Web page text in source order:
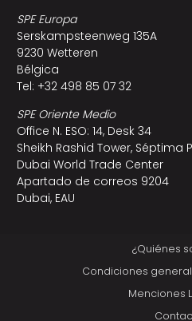
SPE Europa
Serskampsteenweg 135A
9230 Wetteren
Bélgica
Tel: +32 498 85 07 32
SPE Oriente Medio
Office N. ESO: 14, Desk 34
Sheikh Rashid Tower, Séptima
Dubai World Trade Center
Apartado de correos 9204
Dubai, EAU
¿Quiénes
Condiciones
Menciones